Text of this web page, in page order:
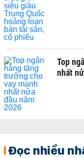
Top
nhất
Đọc nhiều